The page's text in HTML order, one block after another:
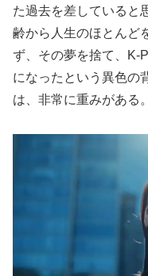
た過去を差していると
齢から人生のほとんど
ず、その夢を捨て、K-
になったという異色の
は、非常に重みがある。